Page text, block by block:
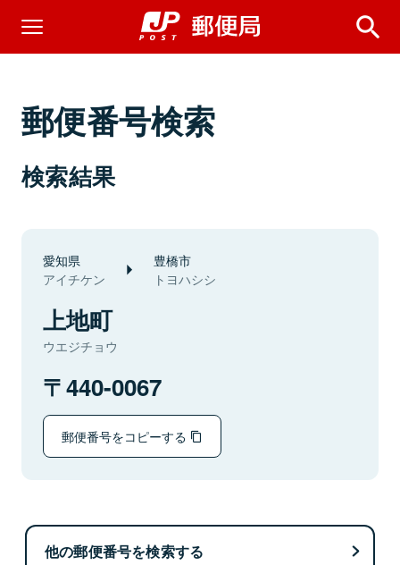
郵便番号検索
検索結果
愛知県
アイチケン
豊橋市
トヨハシシ
上地町
ウエジチョウ
440-0067
郵便番号をコピーする
他の郵便番号を検索する